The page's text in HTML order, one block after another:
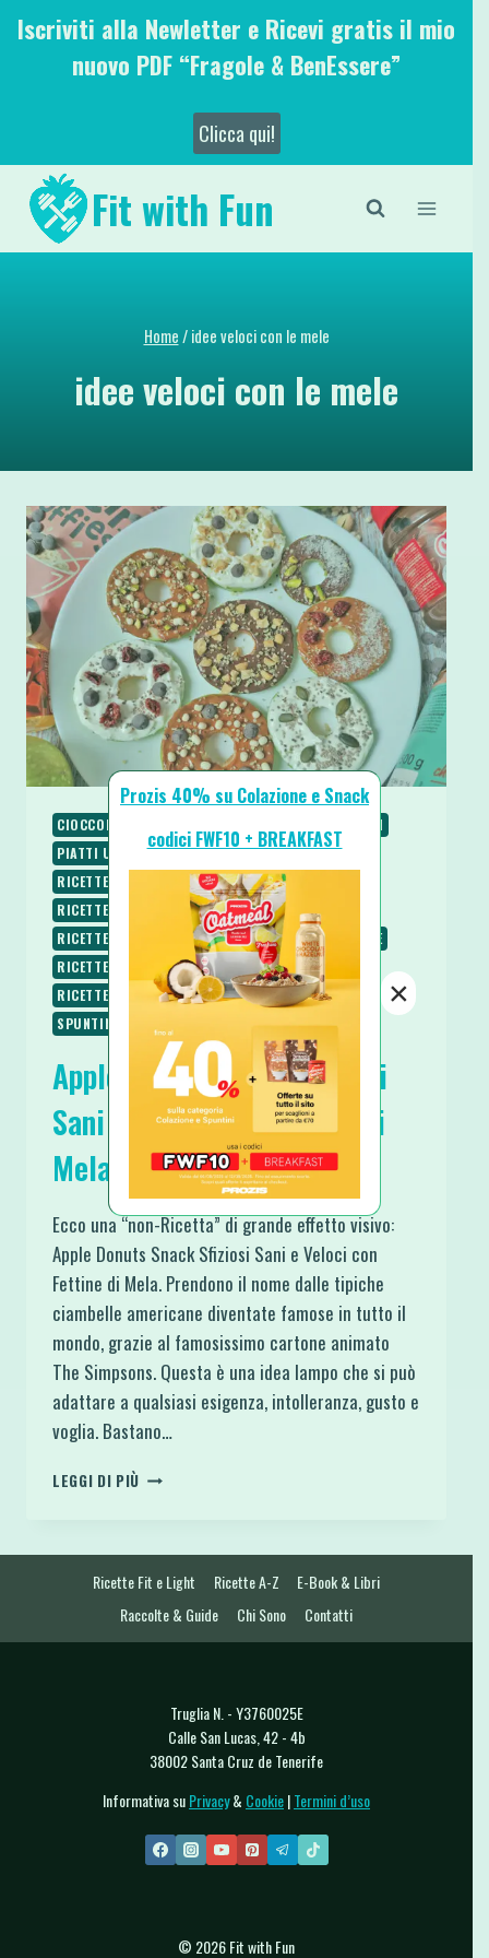
SaltaIscriviti alla Newletter e Ricevi gratis il mio
nuovo PDF “Fragole & BenEssere”
Clicca qui!
Fit with Fun
Home/ idee veloci con le mele
idee veloci con le mele
CIOCCOLATO
PIATTI FREDDI
PIATTI UNICI
PIATTI VELOCI
RICETTE
RICETTE DOLCI
RICETTE LOW CARB
RICETTE PROTEICHE
RICETTE SENZA BURRO
RICETTE SENZA COTTURA
RICETTE SENZA GLUTINE
RICETTE SENZA UOVA
RICETTE SENZA ZUCCHERO
RICETTE VEGANE
RICETTE VEGETARIANE
SPUNTINI E SNACKS
TRUCCHI IN CUCINA
Apple Donuts Snack Sfiziosi
Sani e Veloci con Fettine di
Mela
Ecco una “non-Ricetta” di grande effetto visivo:
Apple Donuts Snack Sfiziosi Sani e Veloci con
Fettine di Mela. Prendono il nome dalle tipiche
ciambelle americane diventate famose in tutto il
mondo, grazie al famosissimo cartone animato
The Simpsons. Questa è una idea lampo che si può
adattare a qualsiasi esigenza, intolleranza, gusto e
voglia. Bastano…
LEGGI DI PIÙ APPLE
E
VELOCI
MELA
Ricette Fit e Light Ricette A-Z
E-Book & Libri
Raccolte & Guide
Chi Sono Contatti
Truglia N. - Y3760025E
Calle San Lucas, 42 - 4b
38002 Santa Cruz de Tenerife
Informativa suPrivacy& Cookie|Termini d’uso
© 2026 Fit with Fun
Prozis 40% su Colazione e Snack
codici FWF10 + BREAKFAST
×